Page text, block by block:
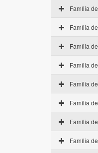
Família
Família
Família
Família
Família
Família
Família
Família